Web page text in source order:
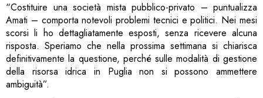
“Costituire una società mista pubblico-privato – puntualizza
Amati – comporta notevoli problemi tecnici e politici. Nei mesi
scorsi li ho dettagliatamente esposti, senza ricevere alcuna
risposta. Speriamo che nella prossima settimana si chiarisca
definitivamente la questione, perché sulle modalità di gestione
della risorsa idrica in Puglia non si possono ammettere
ambiguità”.